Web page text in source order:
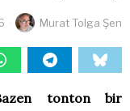
Murat Tolga Şen
tonton bir